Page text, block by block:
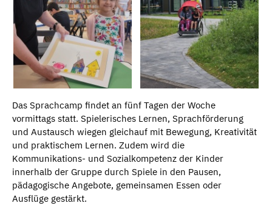
Das Sprachcamp findet an fünf Tagen der Woche
vormittags statt. Spielerisches Lernen, Sprachförderung
und Austausch wiegen gleichauf mit Bewegung, Kreativität
und praktischem Lernen. Zudem wird die
Kommunikations- und Sozialkompetenz der Kinder
innerhalb der Gruppe durch Spiele in den Pausen,
pädagogische Angebote, gemeinsamen Essen oder
Ausflüge gestärkt.